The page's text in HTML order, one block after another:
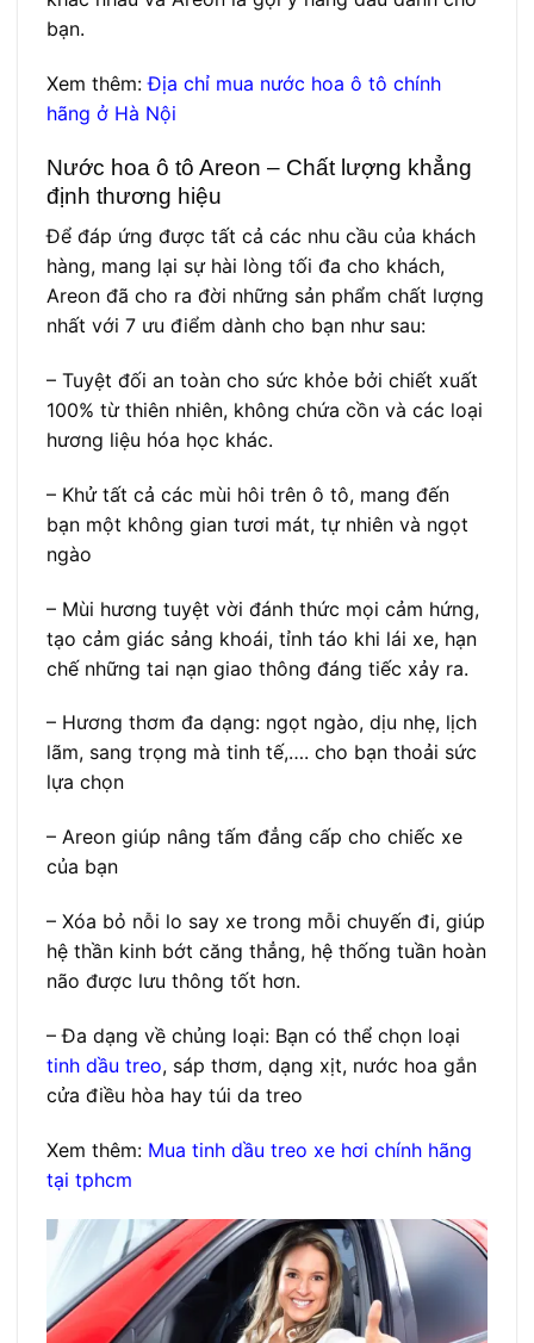
bạn.
Xem thêm:Địa chỉ mua nước hoa ô tô chính
hãng ở Hà Nội
Nước hoa ô tô Areon – Chất lượng khẳng
định thương hiệu
Để đáp ứng được tất cả các nhu cầu của khách
hàng, mang lại sự hài lòng tối đa cho khách,
Areon đã cho ra đời những sản phẩm chất lượng
nhất với 7 ưu điểm dành cho bạn như sau:
– Tuyệt đối an toàn cho sức khỏe bởi chiết xuất
100% từ thiên nhiên, không chứa cồn và các loại
hương liệu hóa học khác.
– Khử tất cả các mùi hôi trên ô tô, mang đến
bạn một không gian tươi mát, tự nhiên và ngọt
ngào
– Mùi hương tuyệt vời đánh thức mọi cảm hứng,
tạo cảm giác sảng khoái, tỉnh táo khi lái xe, hạn
chế những tai nạn giao thông đáng tiếc xảy ra.
– Hương thơm đa dạng: ngọt ngào, dịu nhẹ, lịch
lãm, sang trọng mà tinh tế,…. cho bạn thoải sức
lựa chọn
– Areon giúp nâng tấm đẳng cấp cho chiếc xe
của bạn
– Xóa bỏ nỗi lo say xe trong mỗi chuyến đi, giúp
hệ thần kinh bớt căng thẳng, hệ thống tuần hoàn
não được lưu thông tốt hơn.
– Đa dạng về chủng loại: Bạn có thể chọn loại
tinh dầu treo, sáp thơm, dạng xịt, nước hoa gắn
cửa điều hòa hay túi da treo
Xem thêm: Mua tinh dầu treo xe hơi chính hãng
tại tphcm